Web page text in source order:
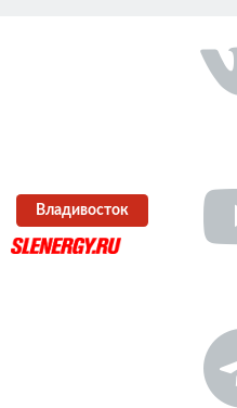
Владивосток